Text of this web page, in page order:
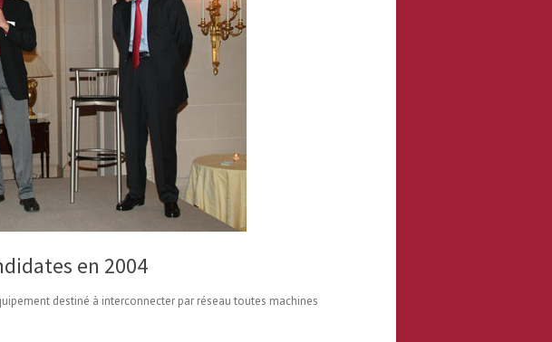
en 2004
destiné à interconnecter par réseau toutes machines